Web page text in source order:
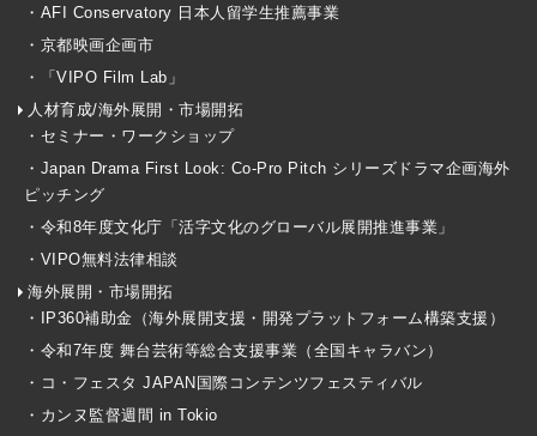
・AFI Conservatory 日本人留学生推薦事業
・京都映画企画市
・「VIPO Film Lab」
人材育成/海外展開・市場開拓
・セミナー・ワークショップ
・Japan Drama First Look: Co-Pro Pitch シリーズドラマ企画海外
ピッチング
・令和8年度文化庁「活字文化のグローバル展開推進事業」
・VIPO無料法律相談
海外展開・市場開拓
・IP360補助金（海外展開支援・開発プラットフォーム構築支援）
・令和7年度 舞台芸術等総合支援事業（全国キャラバン）
・コ・フェスタ JAPAN国際コンテンツフェスティバル
・カンヌ監督週間 in Tokio